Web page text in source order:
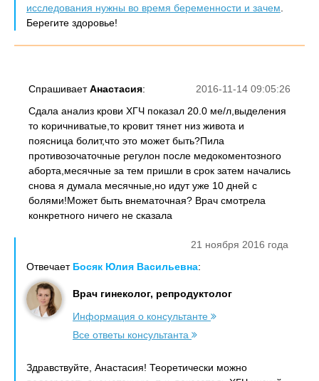
исследования нужны во время беременности и зачем
Берегите здоровье!
2016-11-14 09:05:26
СпрашиваетАнастасия:
Сдала анализ крови ХГЧ показал 20.0 ме/л,выделения
то коричниватые,то кровит тянет низ живота и
поясница болит,что это может быть?Пила
противозочаточные регулон после медокоментозного
аборта,месячные за тем пришли в срок затем начались
снова я думала месячные,но идут уже 10 дней с
болями!Может быть внематочная? Врач смотрела
конкретного ничего не сказала
21 ноября 2016 года
Отвечает Босяк Юлия Васильевна:
Врач гинеколог, репродуктолог
Информация о консультанте
Все ответы консультанта
Здравствуйте, Анастасия! Теоретически можно